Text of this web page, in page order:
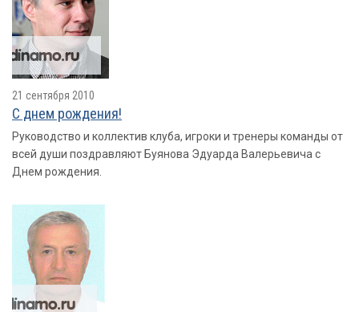
21 сентября 2010
С днем рождения!
Руководство и коллектив клуба, игроки и тренеры команды от
всей души поздравляют Буянова Эдуарда Валерьевича с
Днем рождения.